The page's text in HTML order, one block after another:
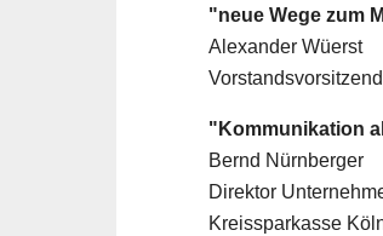
"neue Wege zum
Alexander Wüerst
"Kommunikation
Bernd Nürnberger
Direktor
Kreissparkasse